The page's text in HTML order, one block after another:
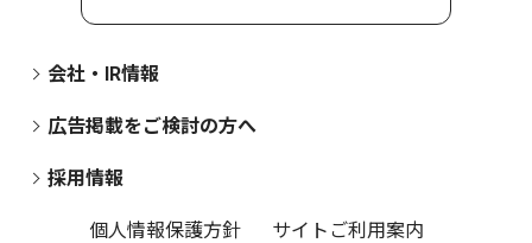
会社・IR情報
広告掲載をご検討の方へ
採用情報
個人情報保護方針
サイトご利用案内